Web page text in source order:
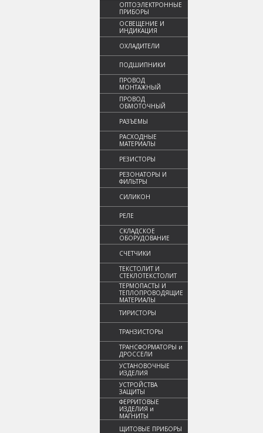
ОПТОЭЛЕКТРОННЫЕ
ПРИБОРЫ
ОСВЕЩЕНИЕ И
ИНДИКАЦИЯ
ОХЛАДИТЕЛИ
ПОДШИПНИКИ
ПРОВОД
МОНТАЖНЫЙ
ПРОВОД
ОБМОТОЧНЫЙ
РАЗЪЕМЫ
РАСХОДНЫЕ
МАТЕРИАЛЫ
РЕЗИСТОРЫ
РЕЗОНАТОРЫ И
ФИЛЬТРЫ
СИЛИКОН
РЕЛЕ
СКЛАДСКОЕ
ОБОРУДОВАНИЕ
СЧЕТЧИКИ
ТЕКСТОЛИТ И
СТЕКЛОТЕКСТОЛИТ
ТЕРМОПАСТЫ И
ТЕПЛОПРОВОДЯЩИЕ
МАТЕРИАЛЫ
ТИРИСТОРЫ
ТРАНЗИСТОРЫ
ТРАНСФОРМАТОРЫ и
ДРОССЕЛИ
УСТАНОВОЧНЫЕ
ИЗДЕЛИЯ
УСТРОЙСТВА
ЗАЩИТЫ
ФЕРРИТОВЫЕ
ИЗДЕЛИЯ и
МАГНИТЫ
ЩИТОВЫЕ ПРИБОРЫ